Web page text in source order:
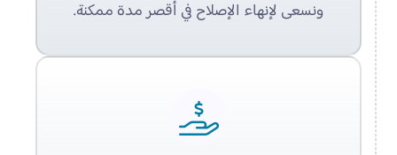
ونسعى لإنهاء الإصلاح في أقصر مدة ممكنة.